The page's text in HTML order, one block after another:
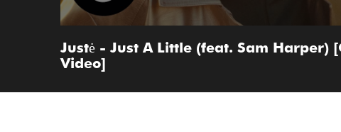
Justė - Just A Little (feat. Sam Harper)
Video]